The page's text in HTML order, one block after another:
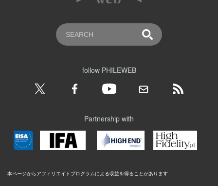
follow PHILEWEB
Partnership with
本ページからアフィリエイトプログラムによる収益を得ることがあります